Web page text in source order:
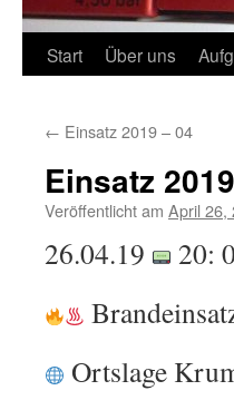
Start Über uns
← Einsatz 2019 – 04
Einsatz
Veröffentlicht am April 26,
26.04.19
20:
Ortslage